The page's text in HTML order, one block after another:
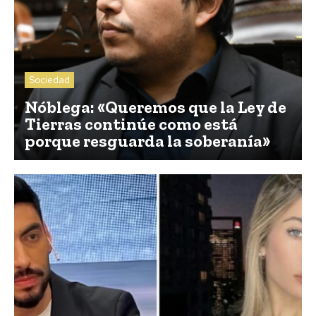
Sociedad
Nóblega: «Queremos que la Ley de
Tierras continúe como está
porque resguarda la soberanía»